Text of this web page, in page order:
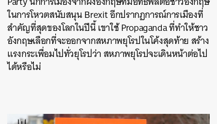
ในการโหวตสนับสนุน Brexit อีกปรากฏการณ์การเมืองที่
สำคัญที่สุดของโลกในปีนี้ เขาใช้ Propaganda ที่ทำให้ชาว
อังกฤษเลือกที่จะออกจากสหภาพยุโรปในโค้งสุดท้าย สร้าง
แรงกระเพื่อมไปทั่วยุโรปว่า สหภาพยุโรปจะเดินหน้าต่อไป
ได้หรือไม่